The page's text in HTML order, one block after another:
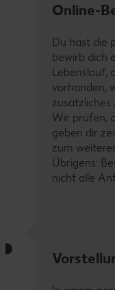
Online-
Du hast die
bewirb dich
Lebenslauf,
vorhanden,
zusätzliches
Wir prüfen,
geben dir
zum
Übrigens:
nicht alle